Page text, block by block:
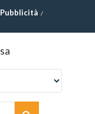
Pubblicità